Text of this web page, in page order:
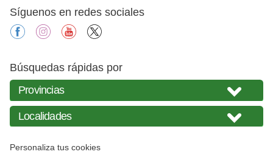
Síguenos en redes sociales
facebookinstagramyoutube
Búsquedas rápidas por
Personaliza tus cookies